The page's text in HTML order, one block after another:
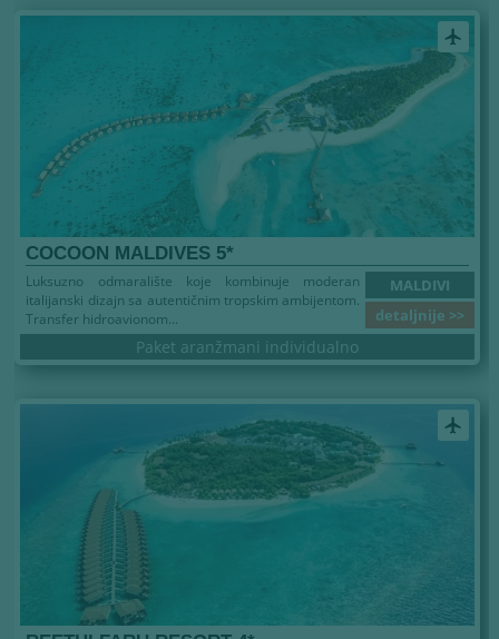
airplanemode_active
COCOON MALDIVES 5*
MALDIVI
detaljnije >>
Luksuzno odmaralište koje kombinuje moderan
italijanski dizajn sa autentičnim tropskim ambijentom.
Transfer hidroavionom...
Paket aranžmani individualno
airplanemode_active